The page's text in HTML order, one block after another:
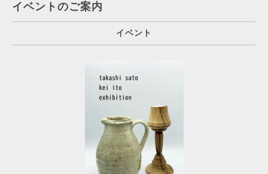
イベントのご案内
イベント